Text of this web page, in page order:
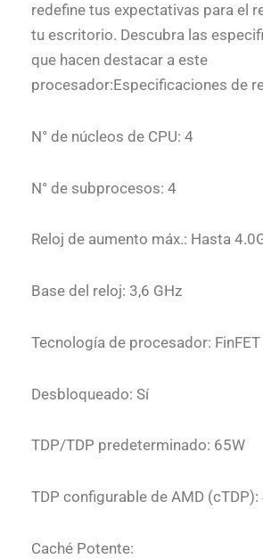
redefine tus expectativas para el
tu escritorio. Descubra las
que hacen destacar a este
procesador:Especificaciones de
N° de núcleos de CPU: 4
N° de subprocesos: 4
Reloj de aumento máx.: Hasta
Base del reloj: 3,6 GHz
Tecnología de procesador:
Desbloqueado: Sí
TDP/TDP predeterminado: 65W
TDP configurable de AMD
Caché Potente: